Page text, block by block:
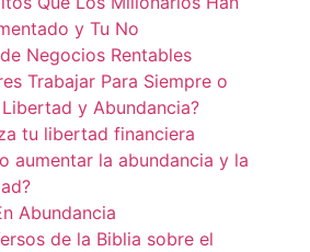
y Tu No
Negocios Rentables
Trabajar Para Siempre o
y Abundancia?
tu libertad financiera
aumentar la abundancia y la
Abundancia
de la Biblia sobre el